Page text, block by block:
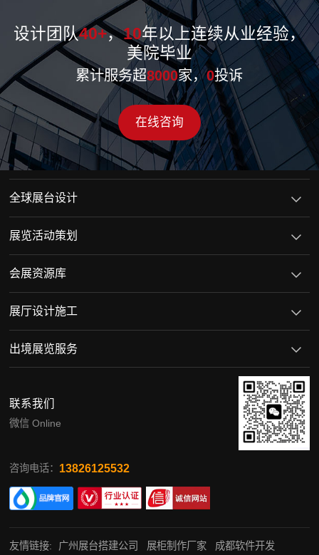
设计团队40+，10年以上连续从业经验，
美院毕业
累计服务超8000家，0投诉
在线咨询
全球展台设计
展览活动策划
会展资源库
展厅设计施工
出境展览服务
联系我们
微信 Online
咨询电话： 13826125532
友情链接: 广州展台搭建公司 展柜制作厂家 成都软件开发